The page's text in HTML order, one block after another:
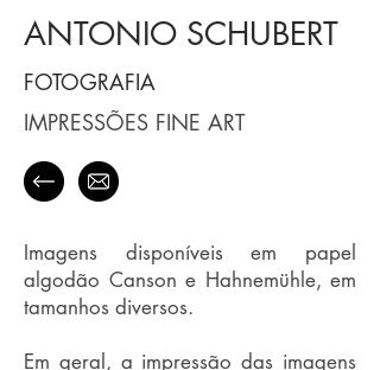
​ANTONIO SCHUBERT​
FOTOGRAFIA
IMPRESSÕES FINE ART
Imagens disponíveis em papel
algodão Canson e Hahnemühle, em
tamanhos diversos.
Em geral, a impressão das imagens